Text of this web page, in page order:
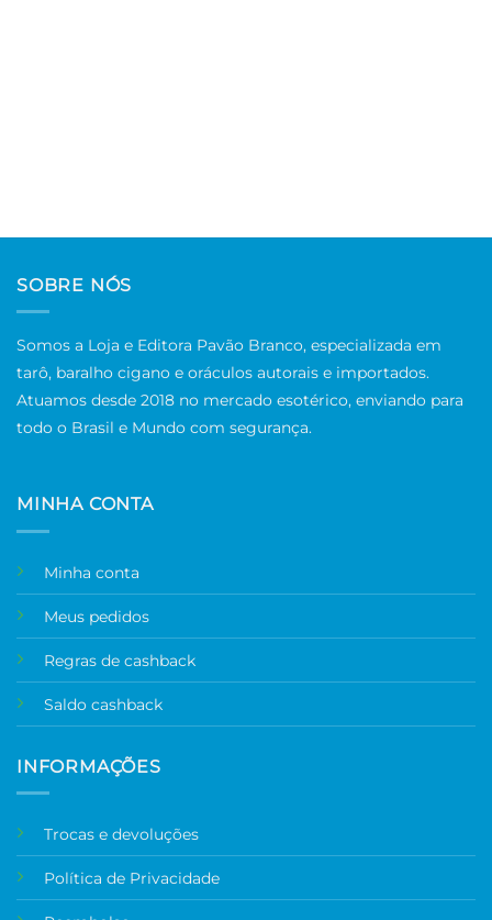
SOBRE NÓS
Somos a Loja e Editora Pavão Branco, especializada em
tarô, baralho cigano e oráculos autorais e importados.
Atuamos desde 2018 no mercado esotérico, enviando para
todo o Brasil e Mundo com segurança.
MINHA CONTA
Minha conta
Meus pedidos
Regras de cashback
Saldo cashback
INFORMAÇÕES
Trocas e devoluções
Política de Privacidade